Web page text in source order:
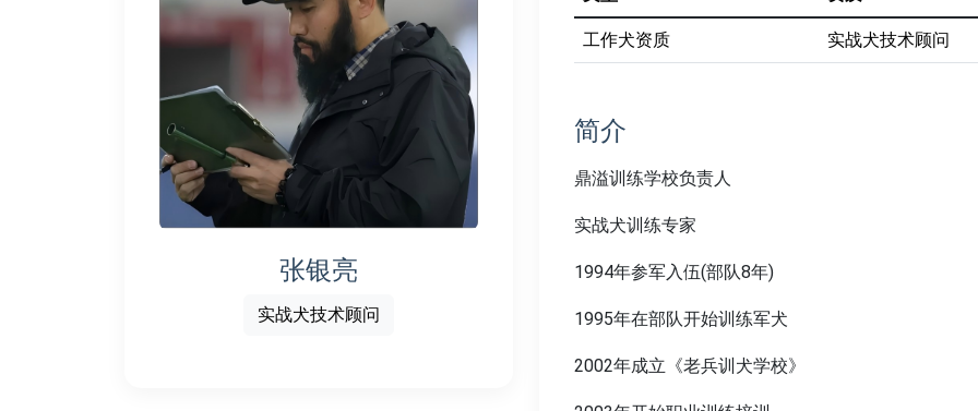
张银亮
实战犬技术顾问
工作犬资质 实战犬技术顾问
简介
鼎溢训练学校负责人
实战犬训练专家
1994年参军入伍(部队8年)
1995年在部队开始训练军犬
2002年成立《老兵训犬学校》